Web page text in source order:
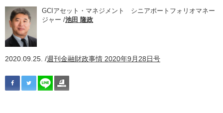
GCIアセット・マネジメント シニアポートフォリオマネー
ジャー /池田 隆政
2020.09.25. /週刊金融財政事情 2020年9月28日号